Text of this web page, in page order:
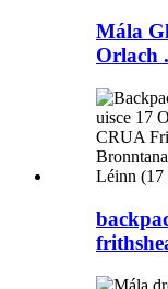
Mála
Orlach